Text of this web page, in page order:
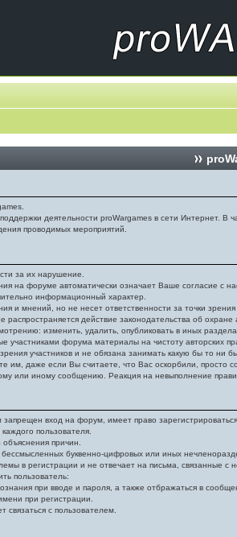
деятельности proWargames в сети Интернет.
проводимых мероприятий.
за их нарушение.
на форуме автоматически означает Ваше согласие с
информационный характер.
и мнений, но не несет ответственности за точки зрения
действие законодательства об
изменить, удалить, опубликовать в иных
участниками форума материалы на чистоту авторских
участников и не обязана занимать какую бы то ни
им, даже если Вы считаете, что Вас оскорбили,
или иному сообщению. Реакция на невыполнение
вход на форум, имеет право
пользователя.
объяснения причин.
буквенно-цифровых или иных
в регистрации и не отвечает на письма, связанные с
пользователь:
при вводе и пароля, а также отбражаться в
при регистрации.
связаться с пользователем.